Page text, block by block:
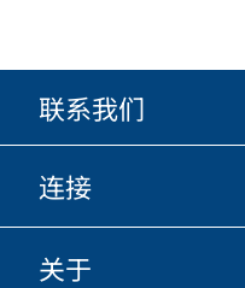
联系我们
连接
抖音
关于